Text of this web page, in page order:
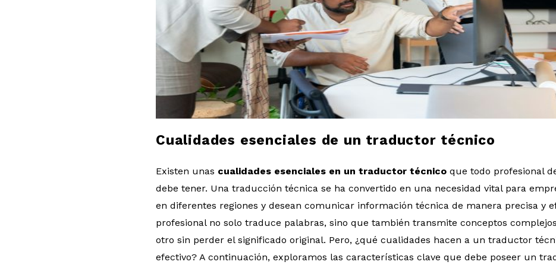
o
g
Cualidades esenciales de un traductor técnico
Existen unas cualidades esenciales en un traductor técnico que todo profesional
debe tener. Una traducción técnica se ha convertido en una necesidad vital para
en diferentes regiones y desean comunicar información técnica de manera precisa y
profesional no solo traduce palabras, sino que también transmite conceptos
otro sin perder el significado original. Pero, ¿qué cualidades hacen a un traductor
efectivo? A continuación, exploramos las características clave que debe poseer un